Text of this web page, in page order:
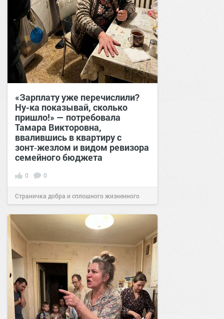
«Зарплату уже перечислили?
Ну-ка показывай, сколько
пришло!» — потребовала
Тамара Викторовна,
ввалившись в квартиру с
зонт‑жезлом и видом ревизора
семейного бюджета
0 0
Страничка добра и сплошного жизненного
позитива!17:38Вчера